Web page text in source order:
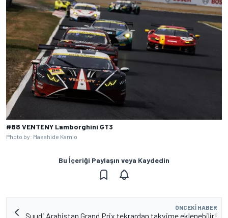
#88 VENTENY Lamborghini GT3
Photo by: Masahide Kamio
Bu İçeriği Paylaşın veya Kaydedin
ÖNCEKI HABER
Suudi Arabistan Grand Prix tekrardan takvime eklenebilir!